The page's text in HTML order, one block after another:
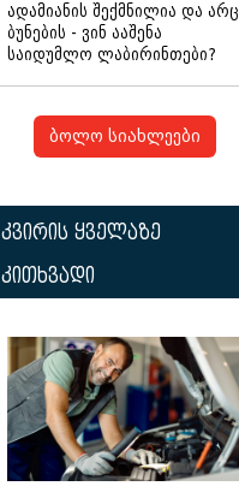
ადამიანის შექმნილია და არც
ბუნების - ვინ ააშენა
საიდუმლო ლაბირინთები?
ბოლო სიახლეები
კვირის ყველაზე
კითხვადი